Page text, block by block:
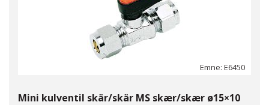
Emne: E6450
Mini kulventil skär/skär MS skær/skær ø15×10